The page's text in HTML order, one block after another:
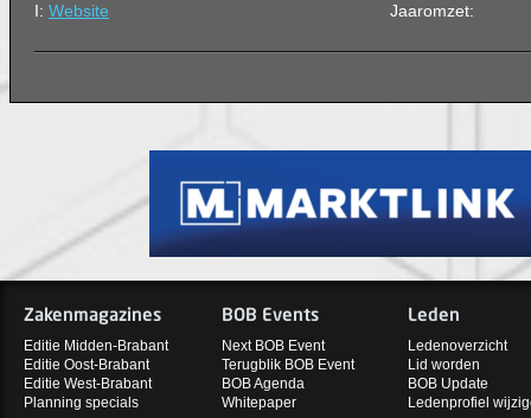
I: Website
Jaaromzet:
Zakenmagazines
Editie Midden-Brabant
Editie Oost-Brabant
Editie West-Brabant
Planning specials
BOB Events
Next BOB Event
Terugblik BOB Event
BOB Agenda
Whitepaper
Leden
Ledenoverzicht
Lid worden
BOB Update
Ledenprofiel